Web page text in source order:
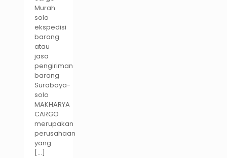
Murah
solo
ekspedisi
barang
atau
jasa
pengiriman
barang
Surabaya-
solo
MAKHARYA
CARGO
merupakan
perusahaan
yang
[…]